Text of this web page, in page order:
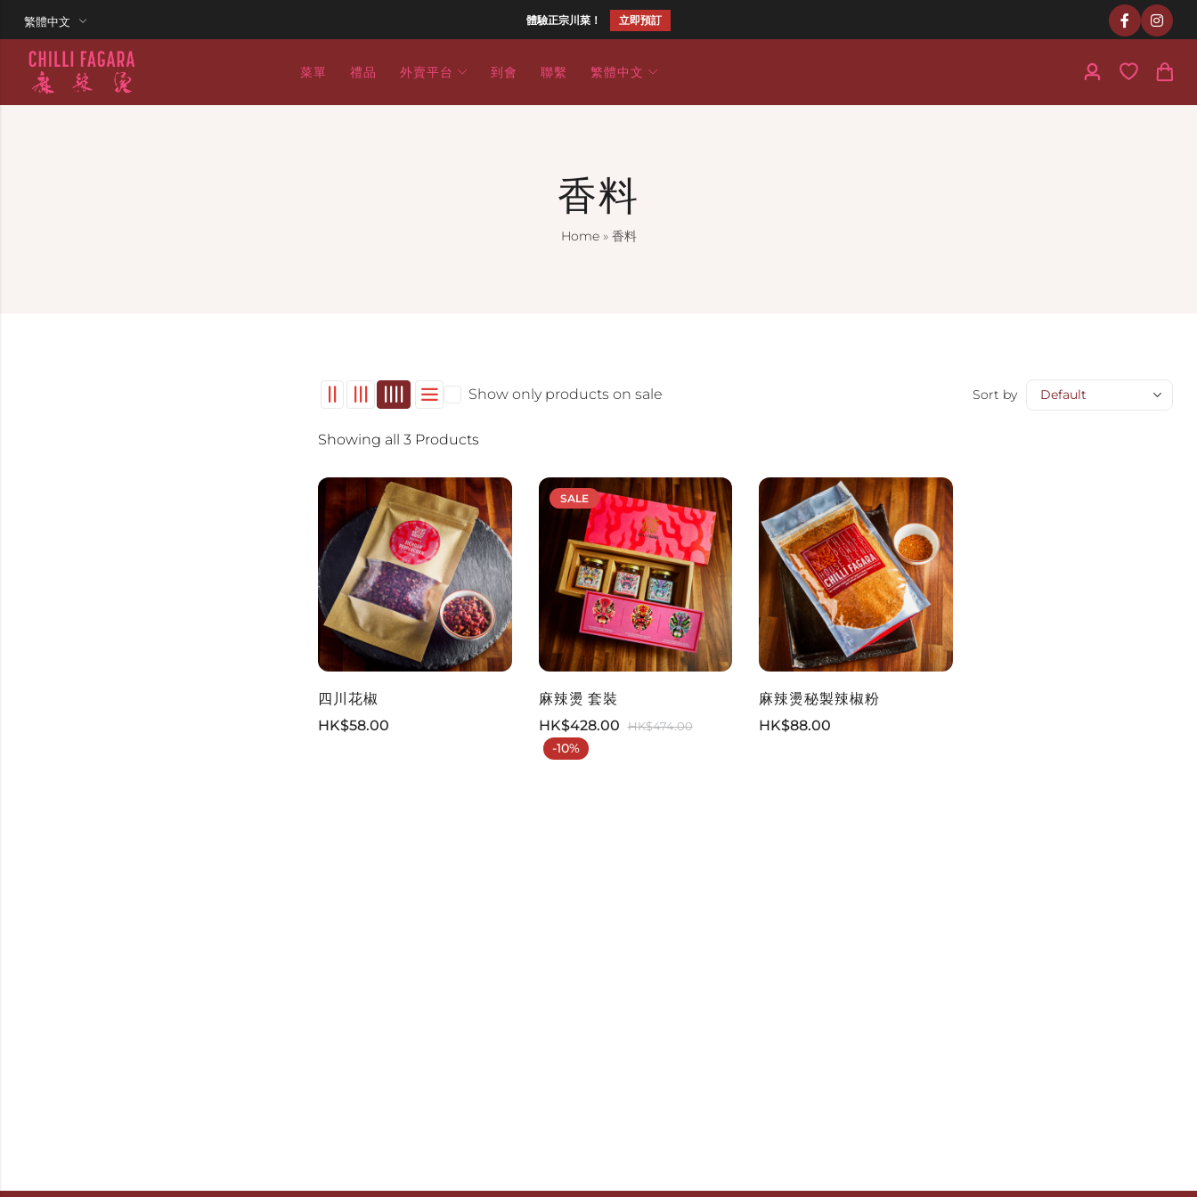
繁體中文 體驗正宗川菜！ 立即預訂
菜單 禮品 外賣平台 到會 聯繫 繁體中文
香料
Home» 香料
Show only products on sale Sort by
Showing all 3 Products
四川花椒
HK$58.00
SALE
麻辣燙 套裝
HK$428.00 HK$474.00
-10%
麻辣燙秘製辣椒粉
HK$88.00
Back
CHILLI FAGARA
Back
英語